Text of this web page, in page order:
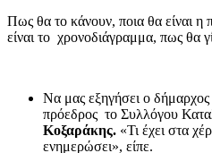
Πως θα το κάνουν, ποια θα είναι η
είναι το χρονοδιάγραμμα, πως θα
Να μας εξηγήσει ο δήμαρχος
πρόεδρος το Συλλόγου
Κοξαράκης. «Τι έχει στα
ενημερώσει», είπε.